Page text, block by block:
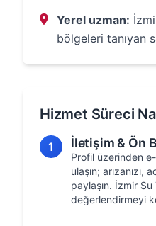
Yerel uzman:
bölgeleri tanıyan
Hizmet Süreci
1 İletişim & Ön
Profil üzerinden
ulaşın; arızanızı,
paylaşın. İzmir Su
değerlendirmeyi